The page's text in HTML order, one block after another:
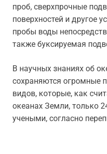
проб, сверхпрочные
поверхностей и другое
пробы воды
также буксируемая
В научных знаниях об
сохраняются огромные
видов, которые, как
океанах Земли, только
учеными, согласно